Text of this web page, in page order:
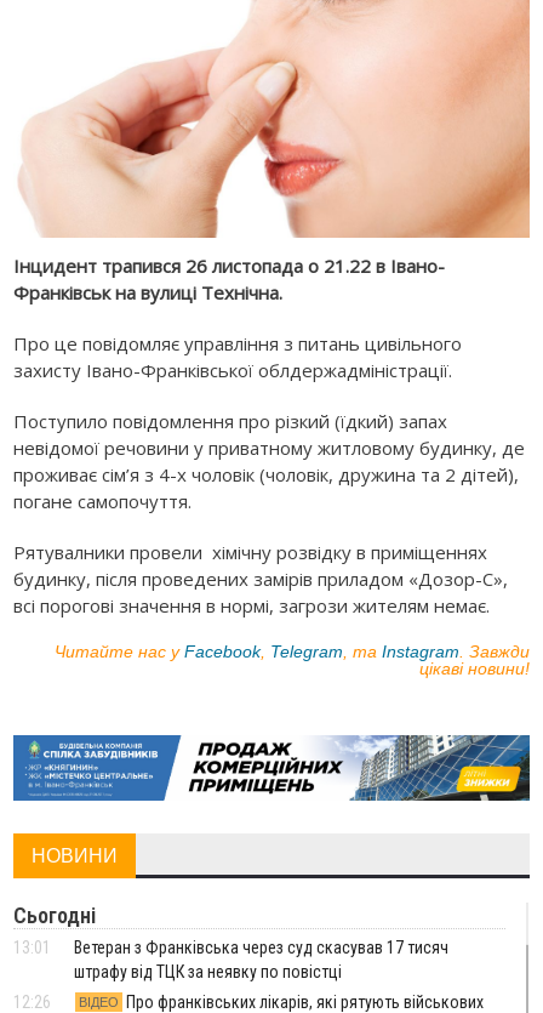
Інцидент трапився 26 листопада о 21.22 в Івано-
Франківськ на вулиці Технічна.
Про це повідомляє управління з питань цивільного
захисту Івано-Франківської облдержадміністрації.
Поступило повідомлення про різкий (їдкий) запах
невідомої речовини у приватному житловому будинку, де
проживає сім’я з 4-х чоловік (чоловік, дружина та 2 дітей),
погане самопочуття.
Рятувалники провели хімічну розвідку в приміщеннях
будинку, після проведених замірів приладом «Дозор-С»,
всі порогові значення в нормі, загрози жителям немає.
Читайте нас у Facebook, Telegram , та Instagram . Завжди
цікаві новини!
НОВИНИ
Сьогодні
13:01
Ветеран з Франківська через суд скасував 17 тисяч
штрафу від ТЦК за неявку по повістці
12:26
ВІДЕО
Про франківських лікарів, які рятують військових